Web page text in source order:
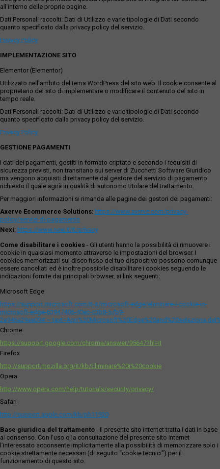
all'interno delle proprie pagine.
Dati Personali raccolti: Dati di Utilizzo e varie tipologie di Dati secondo
quanto specificato dalla privacy policy del servizio.
Privacy Policy
IMPLEMENTAZIONE SITO
Elementor (Elementor)
Utilizzato nell'ambito del tema WordPress del sito web. Il cookie consente al
proprietario del sito di implementare o modificare il contenuto del sito in
tempo reale.
Dati Personali raccolti: Dati di Utilizzo e varie tipologie di Dati secondo
quanto specificato dalla privacy policy del servizio.
Privacy Policy
GESTIONE PAGAMENTI
I dati dei pagamenti, gestiti in formato criptato e secondo i requisiti di
sicurezza previsti, non transitano sui server di Zucchetti Software Giuridico
ma vengono acquisiti direttamente dal gestore del servizio di pagamento
richiesto il quale agirà in qualità di autonomo titolare del trattamento.
Per maggiori informazioni si rimanda alle pagine dei gestori dei pagamenti:
Axerve Ecommerce Solutions: https://www.axerve.com/privacy-
policy/servizi-di-pagamento
Nexi: https://www.nexi.it/it/privacy
Come disabilitare i cookies - Gli utenti hanno la possibilità di rimuovere i
cookie in qualsiasi momento attraverso le impostazioni del browser. I
cookies memorizzati sul disco fisso del tuo dispositivo possono comunque
essere cancellati ed è inoltre possibile disabilitare i cookies seguendo le
indicazioni fornite dai principali browser, ai link seguenti:
Microsoft Edge
https://support.microsoft.com/it-it/microsoft-edge/eliminare-i-cookie-in-
microsoft-edge-63947406-40ac-c3b8-57b9-
Chrome
https://support.google.com/chrome/answer/95647?hl=it
Firefox
http://support.mozilla.org/it/kb/Eliminare%20i%20cookie
Opera
http://www.opera.com/help/tutorials/security/privacy/
Safari
http://support.apple.com/kb/ph11920
Base giuridica del trattamento - Il presente sito internet tratta i dati in base
al consenso. Con l'uso o la consultazione del presente sito internet
l’interessato acconsente implicitamente alla possibilità di memorizzare solo i
cookie strettamente necessari (di seguito “cookie tecnici”) per il
funzionamento di questo sito.